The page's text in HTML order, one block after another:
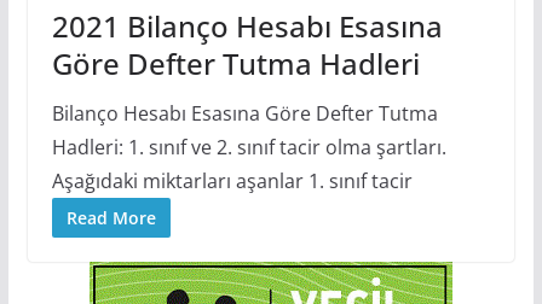
2021 Bilanço Hesabı Esasına
Göre Defter Tutma Hadleri
Bilanço Hesabı Esasına Göre Defter Tutma
Hadleri: 1. sınıf ve 2. sınıf tacir olma şartları.
Aşağıdaki miktarları aşanlar 1. sınıf tacir
Read More